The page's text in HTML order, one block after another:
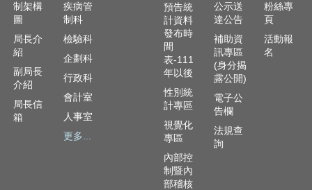
策
隱
私
政
策
資
制架構
圖
局長介
紹
副局長
介紹
局長信
箱
疾病管
制科
檢驗科
企劃科
行政科
會計室
人事室
更多...
預告統
計資料
發布時
間
表-111
年以後
性別統
計專區
視覺化
專區
內部控
制暨內
部稽核
公示送
達公告
補助資
訊專區
(身分揭
露公開)
電子公
告欄
法規查
詢
粉絲專
頁
活動報
名